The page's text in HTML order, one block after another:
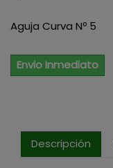
Aguja Curva Nº 5
Envio Inmediato
Descripción